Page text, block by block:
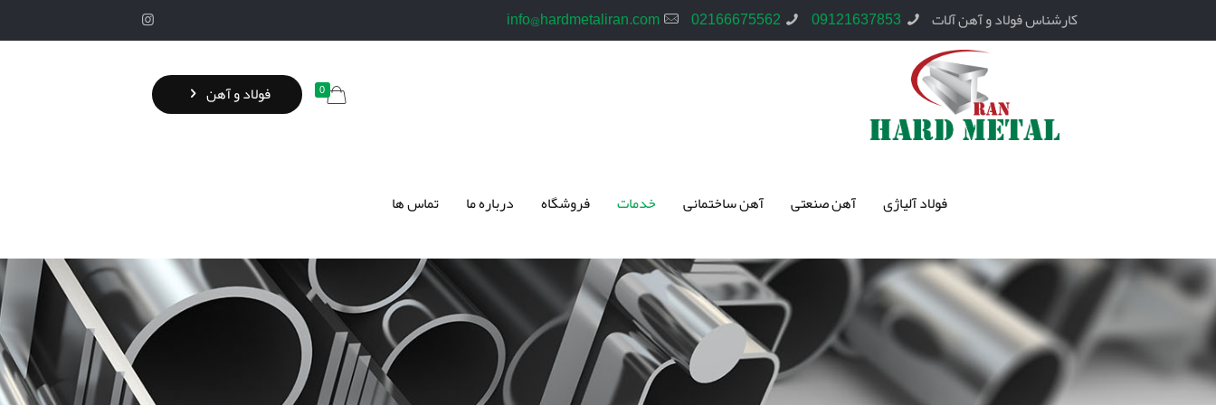
کارشناس فولاد و آهن آلات 09121637853
02166675562
info@hardmetaliran.com
فولاد آلیاژی آهن صنعتی آهن ساختمانی خدمات فروشگاه درباره ما تماس ها
0 فولاد و آهن